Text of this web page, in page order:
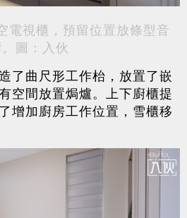
電視櫃，預留位置放條型音
圖：入伙
了曲尺形工作枱，放置了嵌
空間放置焗爐。上下廚櫃提
增加廚房工作位置，雪櫃移